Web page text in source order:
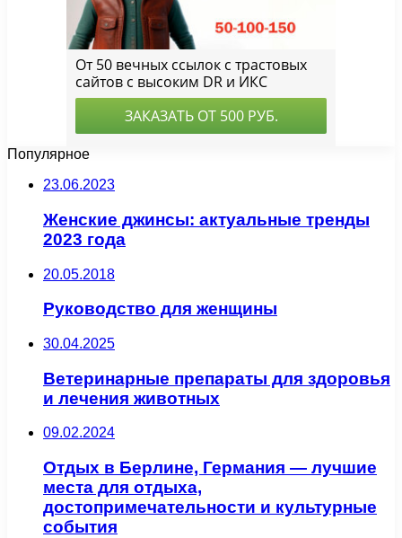
Популярное
23.06.2023
Женские джинсы: актуальные тренды
2023 года
20.05.2018
Руководство для женщины
30.04.2025
Ветеринарные препараты для здоровья
и лечения животных
09.02.2024
Отдых в Берлине, Германия — лучшие
места для отдыха,
достопримечательности и культурные
события